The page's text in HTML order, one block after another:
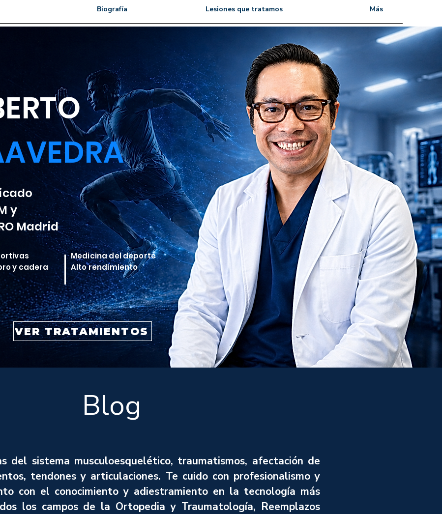
Biografía Lesiones que tratamos Más
y
Madrid
y cadera
Medicina del deporte
Alto rendimiento
VER TRATAMIENTOS
Blog
del sistema musculoesquelético, traumatismos, afectación de
tendones y articulaciones. Te cuido con profesionalismo y
con el conocimiento y adiestramiento en la tecnología más
los campos de la Ortopedia y Traumatología, Reemplazos